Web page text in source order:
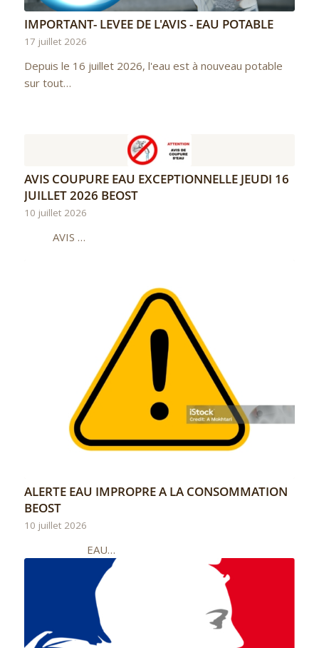
IMPORTANT- LEVEE DE L'AVIS - EAU POTABLE
17 juillet 2026
Depuis le 16 juillet 2026, l'eau est à nouveau potable
sur tout…
AVIS COUPURE EAU EXCEPTIONNELLE JEUDI 16
JUILLET 2026 BEOST
10 juillet 2026
AVIS …
ALERTE EAU IMPROPRE A LA CONSOMMATION
BEOST
10 juillet 2026
EAU…